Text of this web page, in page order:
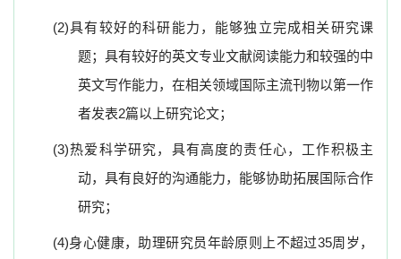
(2)具有较好的科研能力，能够独立完成相关研究课
题；具有较好的英文专业文献阅读能力和较强的中
英文写作能力，在相关领域国际主流刊物以第一作
者发表2篇以上研究论文；
(3)热爱科学研究，具有高度的责任心，工作积极主
动，具有良好的沟通能力，能够协助拓展国际合作
研究；
(4)身心健康，助理研究员年龄原则上不超过35周岁，